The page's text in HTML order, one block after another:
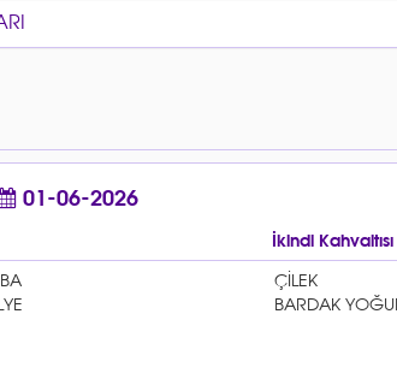
01-06-2026
İkindi Kahvaltısı